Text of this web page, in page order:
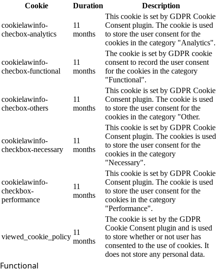
Cookie
Duration Description
cookielawinfo-
checbox-analytics
11
months
This cookie is set by GDPR Cookie
Consent plugin. The cookie is used
to store the user consent for the
cookies in the category "Analytics".
cookielawinfo-
checbox-functional
11
months
The cookie is set by GDPR cookie
consent to record the user consent
for the cookies in the category
"Functional".
cookielawinfo-
checbox-others
11
months
This cookie is set by GDPR Cookie
Consent plugin. The cookie is used
to store the user consent for the
cookies in the category "Other.
cookielawinfo-
checkbox-necessary
11
months
This cookie is set by GDPR Cookie
Consent plugin. The cookies is used
to store the user consent for the
cookies in the category
"Necessary".
cookielawinfo-
checkbox-
performance
11
months
This cookie is set by GDPR Cookie
Consent plugin. The cookie is used
to store the user consent for the
cookies in the category
"Performance".
viewed_cookie_policy
11
months
The cookie is set by the GDPR
Cookie Consent plugin and is used
to store whether or not user has
consented to the use of cookies. It
does not store any personal data.
Functional